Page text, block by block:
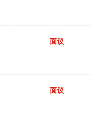
面议
面议